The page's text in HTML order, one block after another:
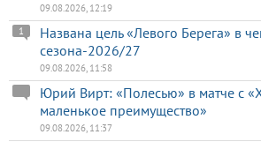
09.08.2026, 12:19
Названа цель «Левого Берега» в
сезона-2026/27
1
09.08.2026, 11:58
Юрий Вирт: «Полесью» в матче с
маленькое преимущество»
09.08.2026, 11:37